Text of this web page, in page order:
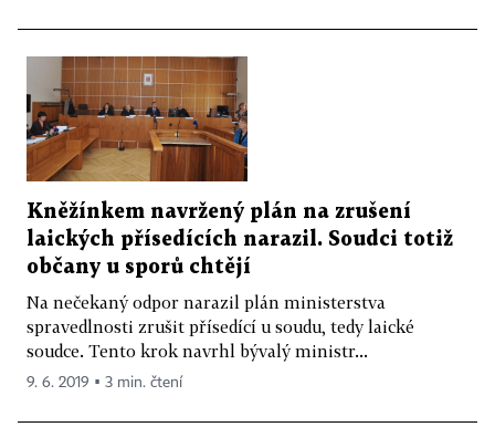
Kněžínkem navržený plán na zrušení
laických přísedících narazil. Soudci totiž
občany u sporů chtějí
Na nečekaný odpor narazil plán ministerstva
spravedlnosti zrušit přísedící u soudu, tedy laické
soudce. Tento krok navrhl bývalý ministr...
9. 6. 2019 ▪ 3 min. čtení